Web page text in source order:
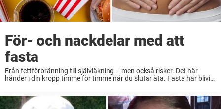
För- och nackdelar med att
fasta
Från fettförbränning till självläkning – men också risker. Det här
händer i din kropp timme för timme när du slutar äta. Fasta har blivit